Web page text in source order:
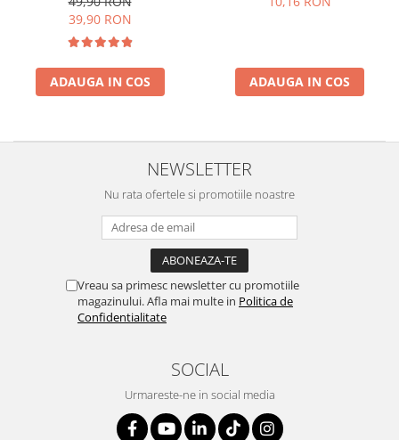
39,90 RON
ADAUGA IN COS ADAUGA IN COS
NEWSLETTER
Nu rata ofertele si promotiile noastre
Vreau sa primesc newsletter cu promotiile
magazinului. Afla mai multe in Politica de
Confidentialitate
SOCIAL
Urmareste-ne in social media